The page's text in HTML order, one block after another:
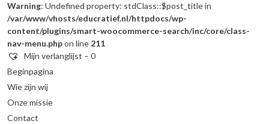
Warning: Undefined property: stdClass::$post_title in
/var/www/vhosts/educratief.nl/httpdocs/wp-
content/plugins/smart-woocommerce-search/inc/core/class-
nav-menu.phpon line 211
Mijn verlanglijst – 0
Beginpagina
Wie zijn wij
Onze missie
Contact